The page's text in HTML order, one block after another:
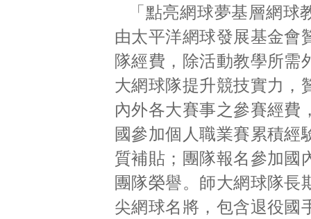
「點亮網球夢基層網球
由太平洋網球發展基金會
隊經費，除活動教學所需
大網球隊提升競技實力，
內外各大賽事之參賽經費
國參加個人職業賽累積經
質補貼；團隊報名參加國
團隊榮譽。師大網球隊長
尖網球名將，包含退役國